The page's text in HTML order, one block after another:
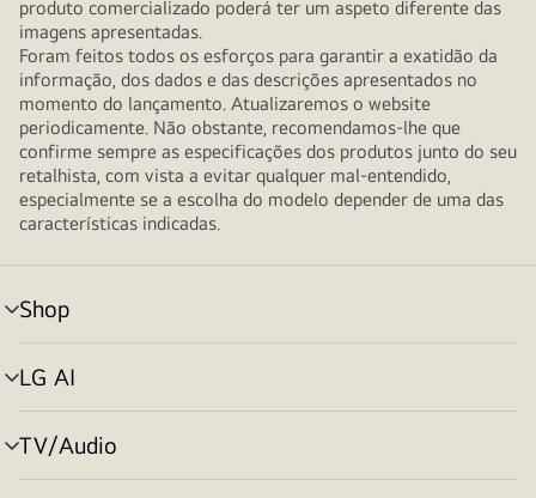
produto comercializado poderá ter um aspeto diferente das
imagens apresentadas.
Foram feitos todos os esforços para garantir a exatidão da
informação, dos dados e das descrições apresentados no
momento do lançamento. Atualizaremos o website
periodicamente. Não obstante, recomendamos-lhe que
confirme sempre as especificações dos produtos junto do seu
retalhista, com vista a evitar qualquer mal-entendido,
especialmente se a escolha do modelo depender de uma das
características indicadas.
Shop
alternar
menu
LG AI
alternar
menu
TV/Audio
alternar
menu